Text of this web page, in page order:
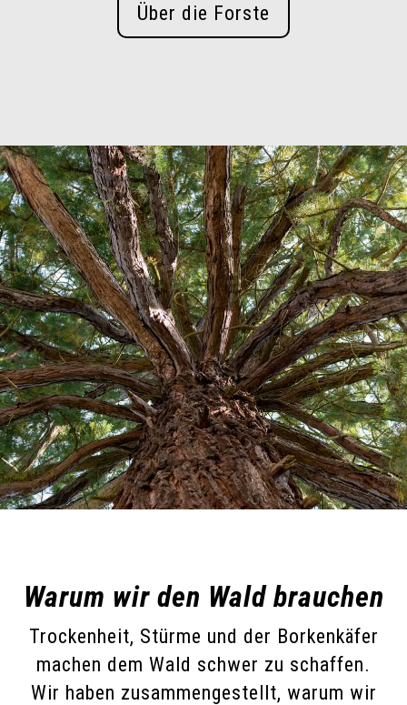
Über die Forste
Warum wir den Wald brauchen
Trockenheit, Stürme und der Borkenkäfer
machen dem Wald schwer zu schaffen.
Wir haben zusammengestellt, warum wir